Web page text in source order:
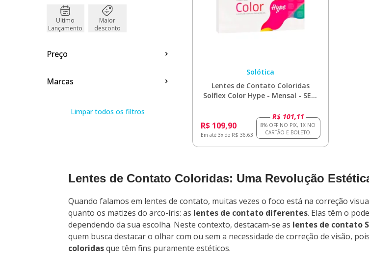
Ultimo
Lançamento
Maior
desconto
Preço
Marcas
Limpar todos os filtros
Solótica
Lentes de Contato Coloridas
Solflex Color Hype - Mensal - SEM
R$ 109,90
Em até 3x de R$ 36,63
R$ 101,11
Lentes de Contato Coloridas: Uma Revolução
Quando falamos em lentes de contato, muitas vezes o foco está na correção
quanto os matizes do arco-íris: as lentes de contato diferentes. Elas têm o
dependendo da sua escolha. Neste contexto, destacam-se as lentes de contato
quem busca destacar o olhar com ou sem a necessidade de correção de visão,
coloridasque têm fins puramente estéticos.